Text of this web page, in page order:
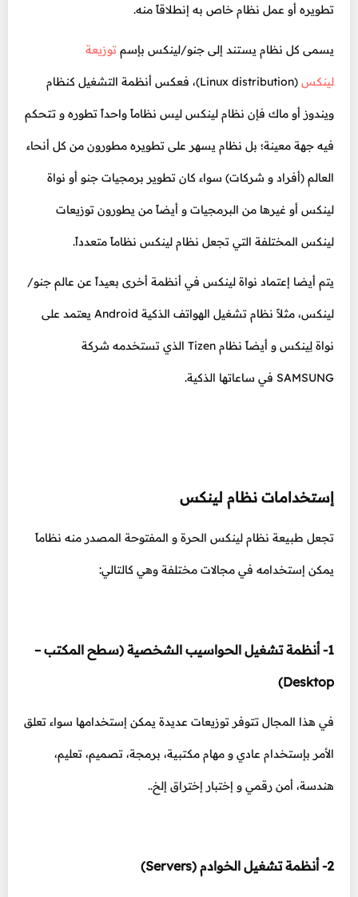
تطويره أو عمل نظام خاص به إنطلاقاً منه.
يسمى كل نظام يستند إلى جنو/لينكس بإسم توزيعة
لينكس (Linux distribution)، فعكس أنظمة التشغيل كنظام
ويندوز أو ماك فإن نظام لينكس ليس نظاماً واحداً تطوره و تتحكم
فيه جهة معينة؛ بل نظام يسهر على تطويره مطورون من كل أنحاء
العالم (أفراد و شركات) سواء كان تطوير برمجيات جنو أو نواة
لينكس أو غيرها من البرمجيات و أيضاً من يطورون توزيعات
لينكس المختلفة التي تجعل نظام لينكس نظاماً متعدداً.
يتم أيضا إعتماد نواة لينكس في أنظمة أخرى بعيداً عن عالم جنو/
لينكس، مثلاً نظام تشغيل الهواتف الذكية Android يعتمد على
نواة لِينكس و أيضاً نظام Tizen الذي تستخدمه شركة
SAMSUNG في ساعاتها الذكية.
إستخدامات نظام لينكس
تجعل طبيعة نظام لينكس الحرة و المفتوحة المصدر منه نظاماً
يمكن إستخدامه في مجالات مختلفة وهي كالتالي:
1- أنظمة تشغيل الحواسيب الشخصية (سطح المكتب –
Desktop)
في هذا المجال تتوفر توزيعات عديدة يمكن إستخدامها سواء تعلق
الأمر بإستخدام عادي و مهام مكتبية، برمجة، تصميم، تعليم،
هندسة، أمن رقمي و إختبار إختراق إلخ..
2- أنظمة تشغيل الخوادم (Servers)